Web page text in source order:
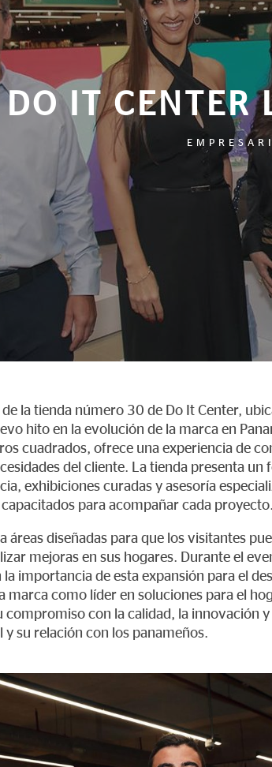
DO IT CENTER
la tienda número 30 de Do It Center,
hito en la evolución de la marca en
cuadrados, ofrece una experiencia de
del cliente. La tienda presenta
exhibiciones curadas y asesoría
para acompañar cada proyecto.
áreas diseñadas para que los visitantes
mejoras en sus hogares. Durante el
importancia de esta expansión para el
marca como líder en soluciones para el
compromiso con la calidad, la innovación
y su relación con los panameños.